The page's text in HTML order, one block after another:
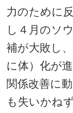
力のために
し４月のソ
補が大敗し
に体）化が
関係改善に
も失いかね